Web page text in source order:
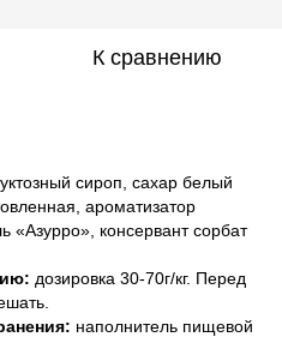
К сравнению
сироп, сахар белый
ароматизатор
«Азурро», консервант сорбат
дозировка 30-70г/кг. Перед
наполнитель пищевой